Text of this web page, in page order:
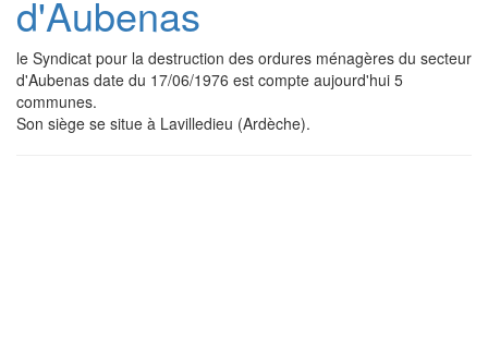
d'Aubenas
le Syndicat pour la destruction des ordures ménagères du secteur
d'Aubenas date du 17/06/1976 est compte aujourd'hui 5
communes.
Son siège se situe à Lavilledieu (Ardèche).